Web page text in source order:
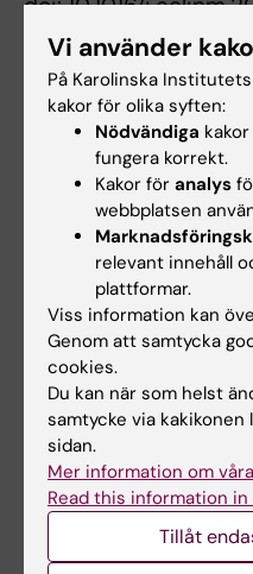
Tags
Cancer och onkologi
Uppdaterad av:
Erika Rindsjö 2023-12-08
Relaterade artiklar
Vi använder
På Karolinska
kakor för olika syften:
Nödvändiga
fungera korrekt.
Kakor för analys
webbplatsen
relevant innehåll
plattformar.
Viss information kan
Genom att samtycka
cookies.
Du kan när som helst
samtycke via
sidan.
Mer information om
Read this information in
Tillåt